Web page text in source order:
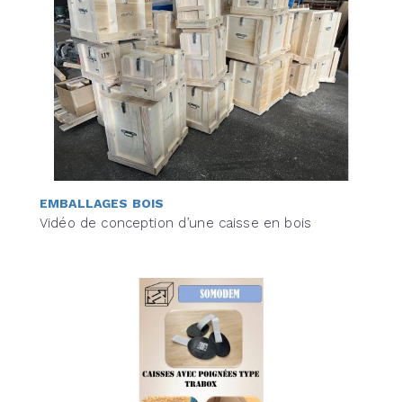
EMBALLAGES BOIS
Vidéo de conception d’une caisse en bois